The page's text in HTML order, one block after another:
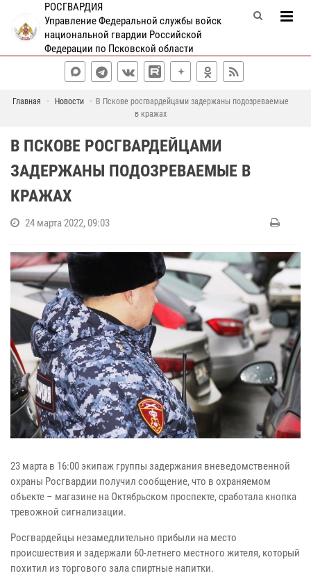
РОСГВАРДИЯ
Управление Федеральной службы войск
национальной гвардии Российской
Федерации по Псковской области
Главная Новости
В Пскове росгвардейцами задержаны подозреваемые
в кражах
В ПСКОВЕ РОСГВАРДЕЙЦАМИ
ЗАДЕРЖАНЫ ПОДОЗРЕВАЕМЫЕ В
КРАЖАХ
24 марта 2022, 09:03
23 марта в 16:00 экипаж группы задержания вневедомственной
охраны Росгвардии получил сообщение, что в охраняемом
объекте – магазине на Октябрьском проспекте, сработала кнопка
тревожной сигнализации.
Росгвардейцы незамедлительно прибыли на место
происшествия и задержали 60-летнего местного жителя, который
похитил из торгового зала спиртные напитки.